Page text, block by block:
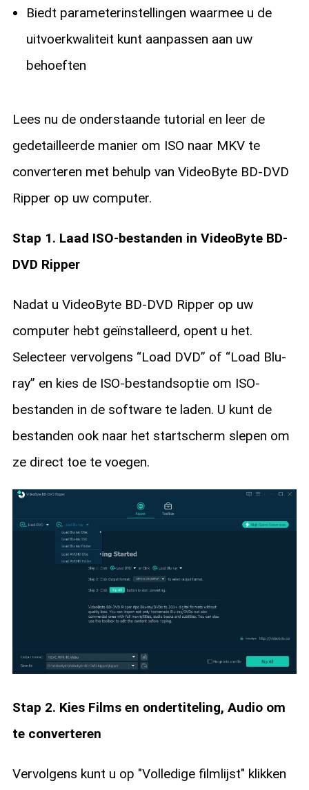
Biedt parameterinstellingen waarmee u de
uitvoerkwaliteit kunt aanpassen aan uw
behoeften
Lees nu de onderstaande tutorial en leer de
gedetailleerde manier om ISO naar MKV te
converteren met behulp van VideoByte BD-DVD
Ripper op uw computer.
Stap 1. Laad ISO-bestanden in VideoByte BD-
DVD Ripper
Nadat u VideoByte BD-DVD Ripper op uw
computer hebt geïnstalleerd, opent u het.
Selecteer vervolgens “Load DVD” of “Load Blu-
ray” en kies de ISO-bestandsoptie om ISO-
bestanden in de software te laden. U kunt de
bestanden ook naar het startscherm slepen om
ze direct toe te voegen.
Stap 2. Kies Films en ondertiteling, Audio om
te converteren
Vervolgens kunt u op "Volledige filmlijst" klikken